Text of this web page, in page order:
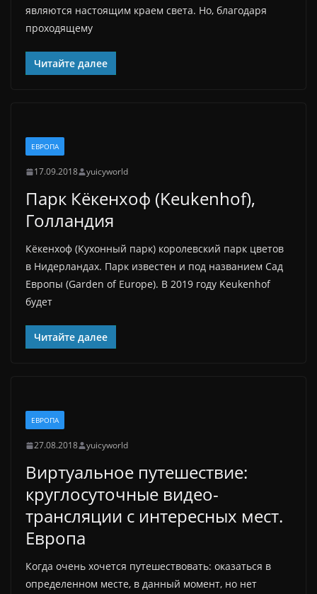
являются настоящим краем света. Но, благодаря
проходящему
Читайте далее
ЕВРОПА
17.09.2018 yuicyworld
Парк Кёкенхоф (Keukenhof),
Голландия
Кёкенхоф (Кухонный парк) королевский парк цветов
в Нидерландах. Парк известен и под названием Сад
Европы (Garden of Europe). В 2019 году Keukenhof
будет
Читайте далее
ЕВРОПА
27.08.2018 yuicyworld
Виртуальное путешествие:
круглосуточные видео-
трансляции с интересных мест.
Европа
Когда очень хочется путешествовать: оказаться в
определенном месте, в данный момент, но нет